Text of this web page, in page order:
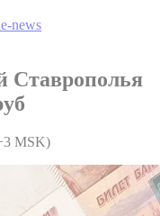
news
Ставрополья
MSK)